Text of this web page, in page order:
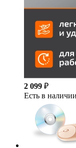
2 099 ₽
Есть в наличии